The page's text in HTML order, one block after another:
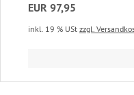
EUR 97,95
inkl. 19 % USt zzgl.